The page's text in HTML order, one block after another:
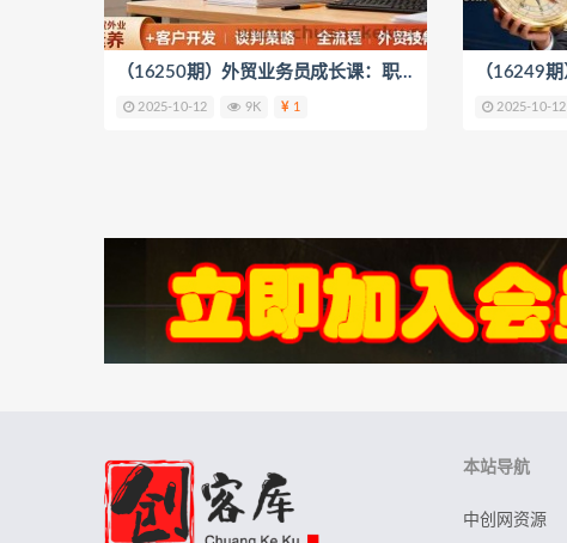
（16250期）外贸业务员成长课：职业素养+客户开发+谈判策略、掌握全流程外贸技能
2025-10-12 9K 1 2025-10-12
本站导航
中创网资源